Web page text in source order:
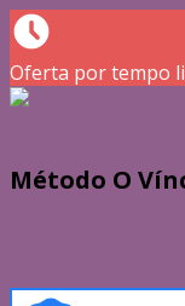
Oferta por tempo
Método O